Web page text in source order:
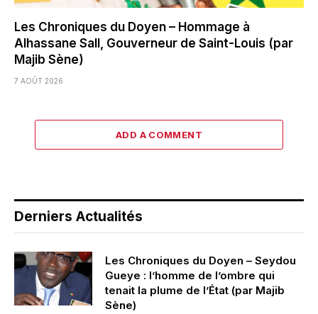
Les Chroniques du Doyen – Hommage à
Alhassane Sall, Gouverneur de Saint-Louis (par
Majib Sène)
7 AOÛT 2026
ADD A COMMENT
Derniers Actualités
Les Chroniques du Doyen – Seydou
Gueye : l’homme de l’ombre qui
tenait la plume de l’État (par Majib
Sène)